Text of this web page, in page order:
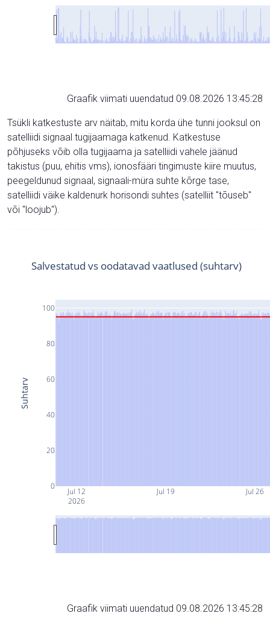
Graafik viimati uuendatud 09.08.2026 13:45:28
Tsükli katkestuste arv näitab, mitu korda ühe tunni jooksul on
satelliidi signaal tugijaamaga katkenud. Katkestuse
põhjuseks võib olla tugijaama ja satelliidi vahele jäänud
takistus (puu, ehitis vms), ionosfääri tingimuste kiire muutus,
peegeldunud signaal, signaali-müra suhte kõrge tase,
satelliidi väike kaldenurk horisondi suhtes (satelliit "tõuseb"
või "loojub").
Jul 12
2026
Jul 19 Jul 26
0
20
40
60
80
100
Salvestatud vs oodatavad vaatlused (suhtarv)
Suhtarv
Graafik viimati uuendatud 09.08.2026 13:45:28